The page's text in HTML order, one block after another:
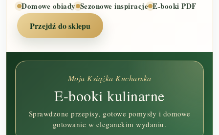
Domowe obiady Sezonowe inspiracje E-booki PDF
Przejdź do sklepu
Moja Książka Kucharska
E-booki kulinarne
Sprawdzone przepisy, gotowe pomysły i domowe
gotowanie w eleganckim wydaniu.